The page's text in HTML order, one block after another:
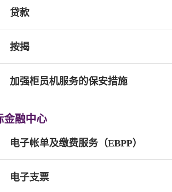
贷款
按揭
加强柜员机服务的保安措施
金融中心
电子帐单及缴费服务（EBPP）
电子支票